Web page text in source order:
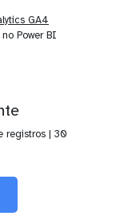
GA4
Power BI
registros | 30